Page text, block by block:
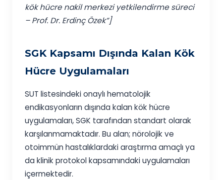
kök hücre nakil merkezi yetkilendirme süreci
– Prof. Dr. Erdinç Özek”]
SGK Kapsamı Dışında Kalan Kök
Hücre Uygulamaları
SUT listesindeki onaylı hematolojik
endikasyonların dışında kalan kök hücre
uygulamaları, SGK tarafından standart olarak
karşılanmamaktadır. Bu alan; nörolojik ve
otoimmün hastalıklardaki araştırma amaçlı ya
da klinik protokol kapsamındaki uygulamaları
içermektedir.